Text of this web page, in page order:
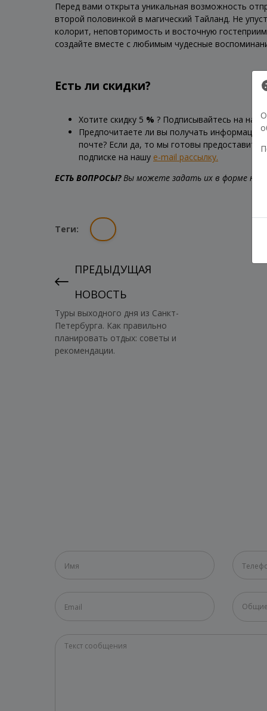
Перед вами открыта уникальная возможность
второй половинкой в магический Тайланд. Не
колорит, неповторимость и восточную
создайте вместе с любимым чудесные
Есть ли скидки?
Хотите скидку 5 % ? Подписывайтесь на наш
Предпочитаете ли вы получать информацию
почте? Если да, то мы готовы предоставить
подписке на нашу e-mail рассылку.
ЕСТЬ ВОПРОСЫ?Вы можете задать их в форме
Теги:
ПРЕДЫДУЩАЯ
НОВОСТЬ
Туры выходного дня из Санкт-
Петербурга. Как правильно
планировать отдых: советы и
рекомендации.